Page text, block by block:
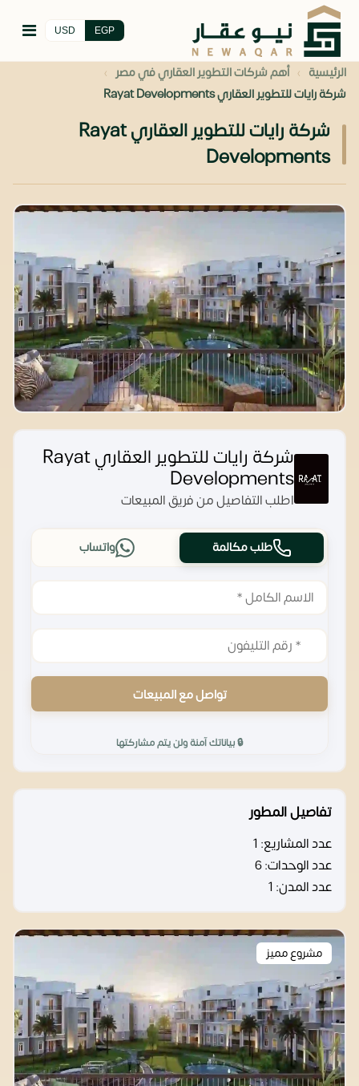
EGP
USD
الرئيسية › أهم شركات التطوير العقاري في مصر ›
شركة رايات للتطوير العقاري Rayat Developments
شركة رايات للتطوير العقاري Rayat
Developments
شركة رايات للتطوير العقاري Rayat
Developments
اطلب التفاصيل من فريق المبيعات
طلب مكالمة واتساب
تواصل مع المبيعات
🔒 بياناتك آمنة ولن يتم مشاركتها
تفاصيل المطور
عدد المشاريع: 1
عدد الوحدات:6
عدد المدن: 1
مشروع مميز